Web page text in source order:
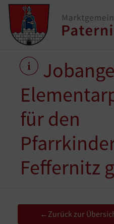
für den
Feffernitz
← Zurück zur